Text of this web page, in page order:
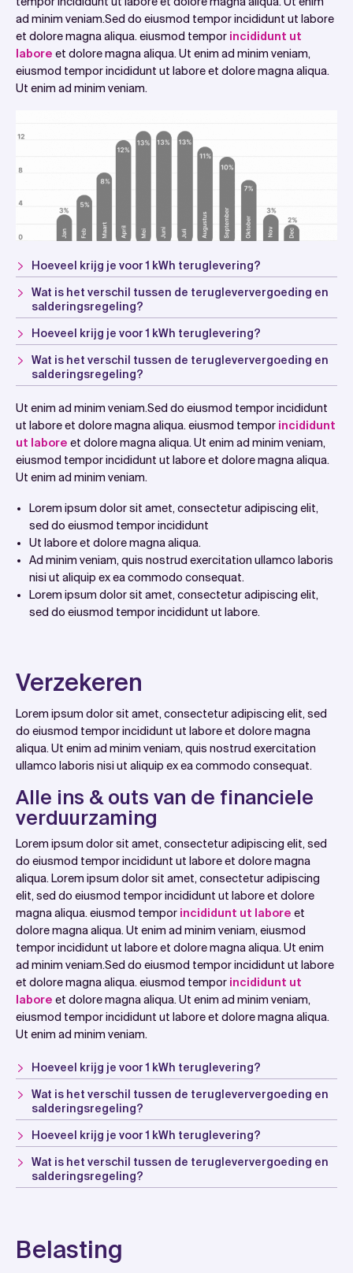
ad minim veniam.Sed do eiusmod tempor incididunt ut labore
et dolore magna aliqua. eiusmod tempor incididunt ut
labore et dolore magna aliqua. Ut enim ad minim veniam,
eiusmod tempor incididunt ut labore et dolore magna aliqua.
Ut enim ad minim veniam.
Hoeveel krijg je voor 1 kWh teruglevering?
Wat is het verschil tussen de terugleververgoeding en
salderingsregeling?
Hoeveel krijg je voor 1 kWh teruglevering?
Wat is het verschil tussen de terugleververgoeding en
salderingsregeling?
Ut enim ad minim veniam.Sed do eiusmod tempor incididunt
ut labore et dolore magna aliqua. eiusmod tempor incididunt
ut labore et dolore magna aliqua. Ut enim ad minim veniam,
eiusmod tempor incididunt ut labore et dolore magna aliqua.
Ut enim ad minim veniam.
Lorem ipsum dolor sit amet, consectetur adipiscing elit,
sed do eiusmod tempor incididunt
Ut labore et dolore magna aliqua.
Ad minim veniam, quis nostrud exercitation ullamco laboris
nisi ut aliquip ex ea commodo consequat.
Lorem ipsum dolor sit amet, consectetur adipiscing elit,
sed do eiusmod tempor incididunt ut labore.
Verzekeren
Lorem ipsum dolor sit amet, consectetur adipiscing elit, sed
do eiusmod tempor incididunt ut labore et dolore magna
aliqua. Ut enim ad minim veniam, quis nostrud exercitation
ullamco laboris nisi ut aliquip ex ea commodo consequat.
Alle ins & outs van de financiele
verduurzaming
Lorem ipsum dolor sit amet, consectetur adipiscing elit, sed
do eiusmod tempor incididunt ut labore et dolore magna
aliqua. Lorem ipsum dolor sit amet, consectetur adipiscing
elit, sed do eiusmod tempor incididunt ut labore et dolore
magna aliqua. eiusmod tempor incididunt ut labore et
dolore magna aliqua. Ut enim ad minim veniam, eiusmod
tempor incididunt ut labore et dolore magna aliqua. Ut enim
ad minim veniam.Sed do eiusmod tempor incididunt ut labore
et dolore magna aliqua. eiusmod tempor incididunt ut
labore et dolore magna aliqua. Ut enim ad minim veniam,
eiusmod tempor incididunt ut labore et dolore magna aliqua.
Ut enim ad minim veniam.
Hoeveel krijg je voor 1 kWh teruglevering?
Wat is het verschil tussen de terugleververgoeding en
salderingsregeling?
Hoeveel krijg je voor 1 kWh teruglevering?
Wat is het verschil tussen de terugleververgoeding en
salderingsregeling?
Belasting